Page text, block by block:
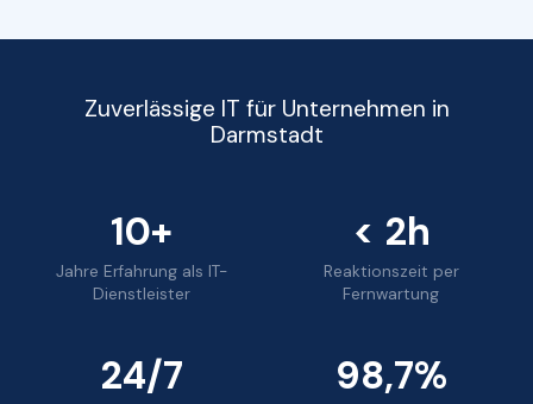
Zuverlässige IT für Unternehmen in
Darmstadt
10+
Jahre Erfahrung als IT-
Dienstleister
< 2h
Reaktionszeit per
Fernwartung
24/7 98,7%